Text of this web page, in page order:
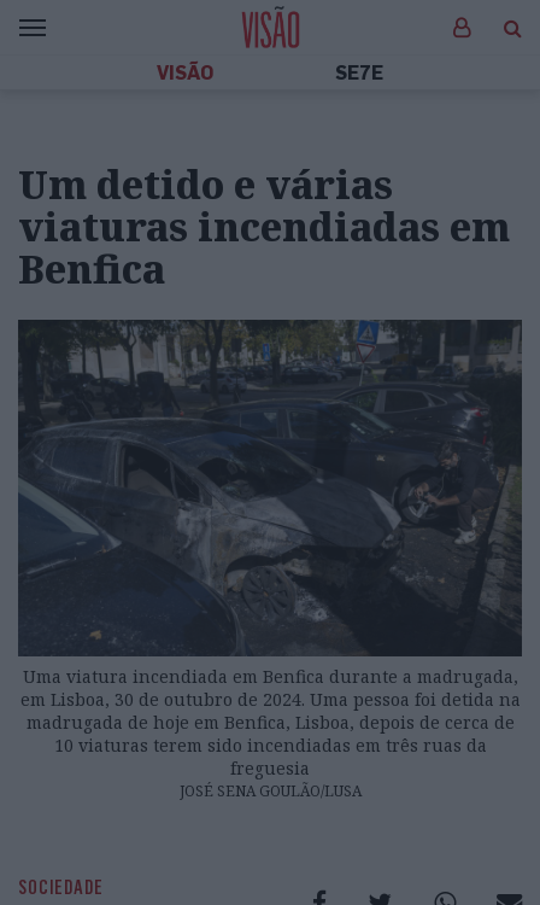
VISÃO SE7E
Um detido e várias
viaturas incendiadas em
Benfica
Uma viatura incendiada em Benfica durante a madrugada,
em Lisboa, 30 de outubro de 2024. Uma pessoa foi detida na
madrugada de hoje em Benfica, Lisboa, depois de cerca de
10 viaturas terem sido incendiadas em três ruas da
freguesia
JOSÉ SENA GOULÃO/LUSA
SOCIEDADE